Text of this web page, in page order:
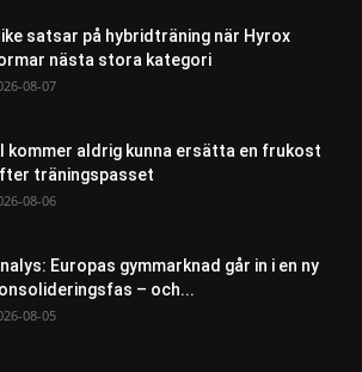
satsar på hybridträning när Hyrox
nästa stora kategori
08-07
kommer aldrig kunna ersätta en frukost
träningspasset
08-06
Europas gymmarknad går in i en ny
– och...
08-05